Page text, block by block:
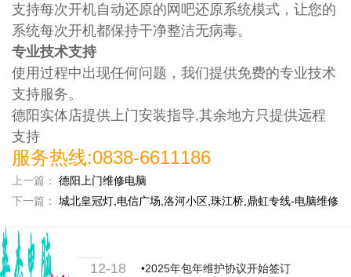
支持每次开机自动还原的网吧还原系统模式，让您的
系统每次开机都保持干净整洁无病毒。
专业技术支持
使用过程中出现任何问题，我们提供免费的专业技术
支持服务。
德阳实体店提供上门安装指导,其余地方只提供远程
支持
服务热线:0838-6611186
上一篇： 德阳上门维修电脑
下一篇： 城北皇冠灯,电信广场,洛河小区,珠江桥,鼎虹专线-电脑维修
12-18 •2025年包年维护协议开始签订